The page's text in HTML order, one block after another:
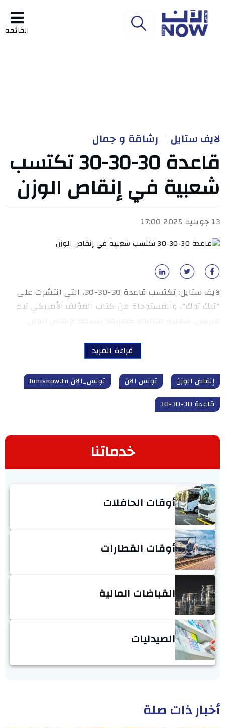
القائمة
لايف ستايل رشاقة و جمال
قاعدة 30-30-30 تكتسب
شعبية في إنقاص الوزن
13 جويلية 2025 17:00
لايف ستايل: تكتسب قاعدة 30-30-30، التي انتشرت على
"تيك توك"، والمستوحاة من كتاب المؤلف الأميركي تيم
قراءة المزيد
إنقاص الوزن تونس الآن
تونس_الآن tunisnow.tn
قاعدة 30-30-30
خدماتنا
أوقات الحافلات
أوقات القطارات
القباضات المالية
الصيدليات
أخبار ذات صلة